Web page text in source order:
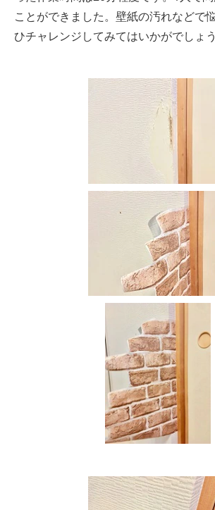
ことができました。壁紙の汚れなどで
ひチャレンジしてみてはいかがでしょう